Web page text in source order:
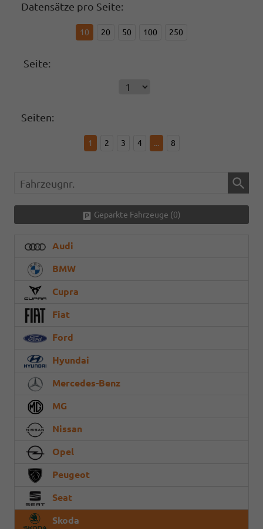
Datensätze pro Seite:
10 20 50 100 250
Seite:
Seiten:
1 2 3 4 ... 8
Fahrzeugnr.
Geparkte Fahrzeuge (0)
Audi
BMW
Cupra
Fiat
Ford
Hyundai
Mercedes-Benz
MG
Nissan
Opel
Peugeot
Seat
Skoda